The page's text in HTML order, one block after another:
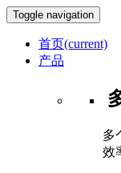
Toggle navigation
首页(current)
产品
多
效